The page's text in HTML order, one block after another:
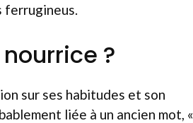
?
sur ses habitudes et son
liée à un ancien mot, «